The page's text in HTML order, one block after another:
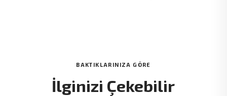
BAKTIKLARINIZA GÖRE
İlginizi Çekebilir